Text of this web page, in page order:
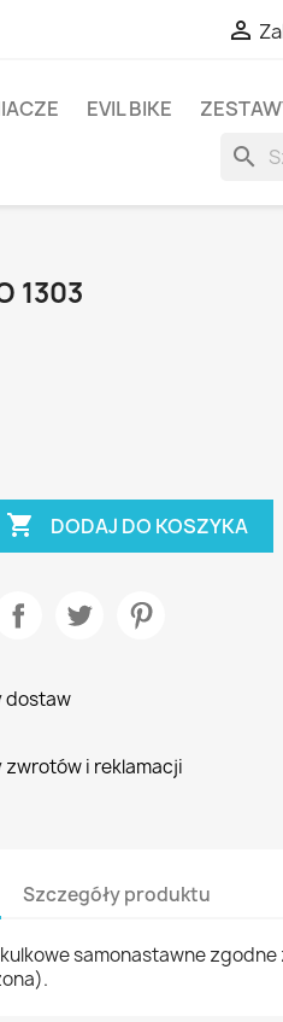

EVIL BIKE
search
1303
 DODAJ DO KOSZYKA
dostaw
zwrotów i reklamacji
Szczegóły produktu
samonastawne zgodne